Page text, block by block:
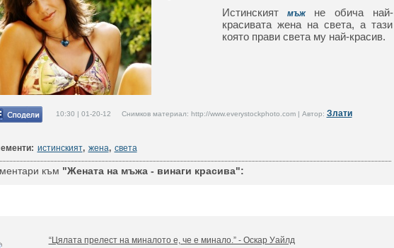
Истинскиятмъж не обича най-
красивата жена на света, а тази
която прави света му най-красив.
10:30 | 01-20-12 Снимков материал: http://www.everystockphoto.com | Автор: Злати
истинският, жена, света
към "Жената на мъжа - винаги красива":
“Цялата прелест на миналото е, че е минало.” - Оскар Уайлд